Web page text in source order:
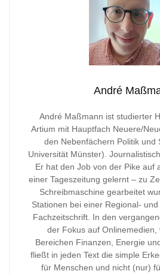
André
André Maßmann ist studierter
Artium mit Hauptfach Neuere/
den Nebenfächern Politik und
Universität Münster).
Er hat den Job von der Pike auf
einer Tageszeitung gelernt – zu
Schreibmaschine gearbeitet
Stationen bei einer Regional-
Fachzeitschrift. In den
der Fokus auf Onlinemedien,
Bereichen Finanzen, Energie
fließt in jeden Text die simple
für Menschen und nicht (nur)